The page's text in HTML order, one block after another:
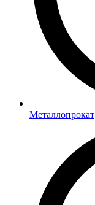
Металлопрокат